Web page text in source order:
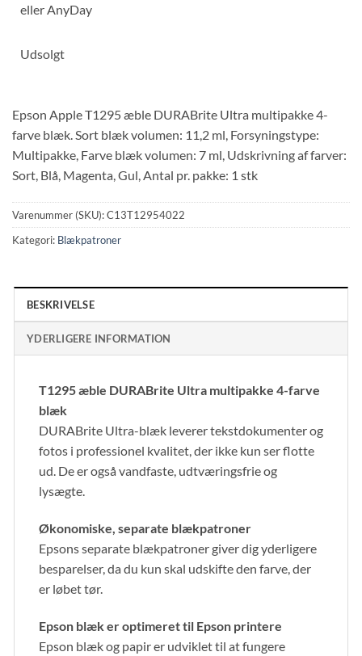
eller AnyDay
Udsolgt
Epson Apple T1295 æble DURABrite Ultra multipakke 4-
farve blæk. Sort blæk volumen: 11,2 ml, Forsyningstype:
Multipakke, Farve blæk volumen: 7 ml, Udskrivning af farver:
Sort, Blå, Magenta, Gul, Antal pr. pakke: 1 stk
Varenummer (SKU):C13T12954022
Kategori: Blækpatroner
BESKRIVELSE
YDERLIGERE INFORMATION
T1295 æble DURABrite Ultra multipakke 4-farve
blæk
DURABrite Ultra-blæk leverer tekstdokumenter og
fotos i professionel kvalitet, der ikke kun ser flotte
ud. De er også vandfaste, udtværingsfrie og
lysægte.
Økonomiske, separate blækpatroner
Epsons separate blækpatroner giver dig yderligere
besparelser, da du kun skal udskifte den farve, der
er løbet tør.
Epson blæk er optimeret til Epson printere
Epson blæk og papir er udviklet til at fungere